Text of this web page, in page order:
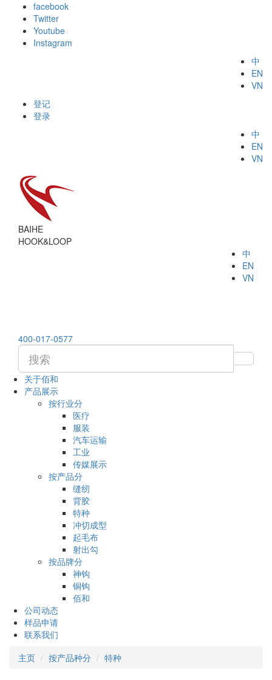
facebook
Twitter
Youtube
Instagram
中
EN
VN
登记
登录
中
EN
VN
BAIHE
HOOK&LOOP
中
EN
VN
400-017-0577
关于佰和
产品展示
按行业分
医疗
服装
汽车运输
工业
传媒展示
按产品分
缝纫
背胶
特种
冲切成型
起毛布
射出勾
按品牌分
神钩
铜钩
佰和
公司动态
样品申请
联系我们
主页
按产品种分 特种